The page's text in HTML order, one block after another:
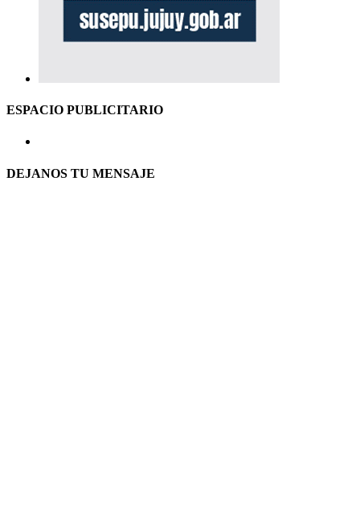
ESPACIO PUBLICITARIO
DEJANOS TU MENSAJE